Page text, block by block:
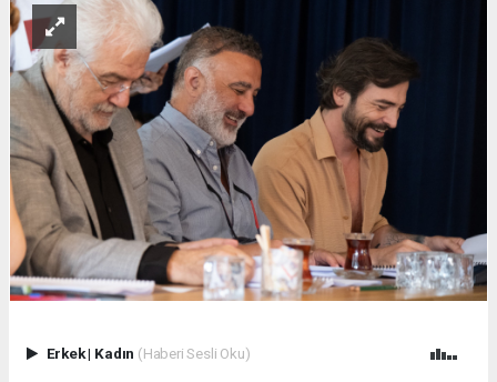
Erkek| Kadın (Haberi Sesli Oku)